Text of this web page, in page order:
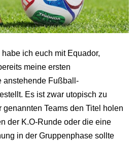
ich euch mit Equador,
meine ersten
anstehende Fußball-
Es ist zwar utopisch zu
Teams den Titel holen
der K.O-Runde oder die eine
in der Gruppenphase sollte